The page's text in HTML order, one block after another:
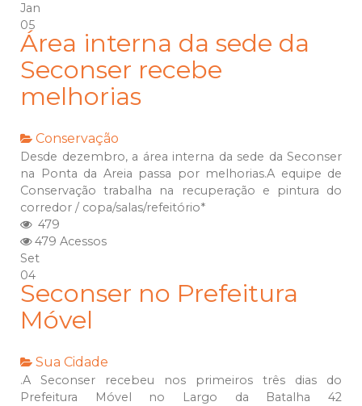
Jan
05
Área interna da sede da
Seconser recebe
melhorias
Conservação
Desde dezembro, a área interna da sede da Seconser
na Ponta da Areia passa por melhorias.A equipe de
Conservação trabalha na recuperação e pintura do
corredor / copa/salas/refeitório*
479
479 Acessos
Set
04
Seconser no Prefeitura
Móvel
Sua Cidade
.A Seconser recebeu nos primeiros três dias do
Prefeitura Móvel no Largo da Batalha 42